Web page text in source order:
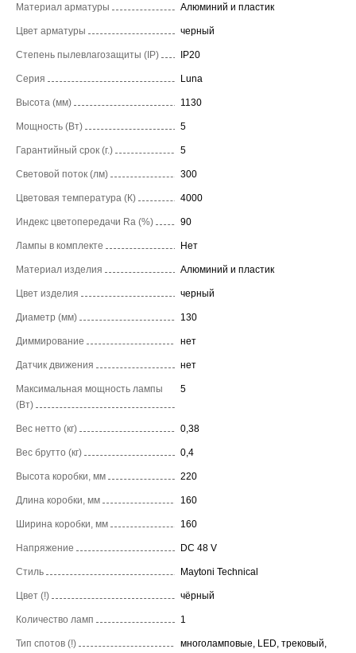
Материал арматуры Алюминий и пластик
Цвет арматуры черный
Степень пылевлагозащиты (IP) IP20
Серия Luna
Высота (мм) 1130
Мощность (Вт) 5
Гарантийный срок (г.) 5
Световой поток (лм) 300
Цветовая температура (К) 4000
Индекс цветопередачи Ra (%) 90
Лампы в комплекте Нет
Материал изделия Алюминий и пластик
Цвет изделия черный
Диаметр (мм) 130
Диммирование нет
Датчик движения нет
Максимальная мощность лампы
(Вт)
5
Вес нетто (кг) 0,38
Вес брутто (кг) 0,4
Высота коробки, мм 220
Длина коробки, мм 160
Ширина коробки, мм 160
Напряжение DC 48 V
Стиль Maytoni Technical
Цвет (!) чёрный
Количество ламп 1
Тип спотов (!)
многоламповые, LED, трековый,